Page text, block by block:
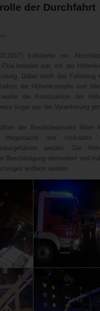
der Durchfahrt
kollidierte ein
beladen war, mit der
Dabei stieß das Fahrzeug
der Höhenkontrolle und
die Konstruktion der
sogar aus der Verankerung
der Berufsfeuerwehr Wien
freigemacht und rückwärts
werden. Die
Beschädigung demontiert und
entfernt werden.